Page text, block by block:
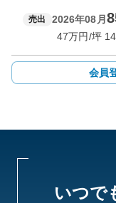
売出 2026年08月
47万円/坪 14
会員
いつで